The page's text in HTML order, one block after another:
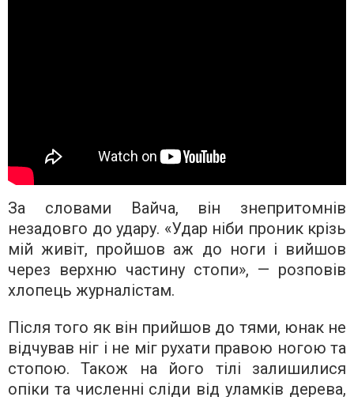
За словами Вайча, він знепритомнів
незадовго до удару. «Удар ніби проник крізь
мій живіт, пройшов аж до ноги і вийшов
через верхню частину стопи», — розповів
хлопець журналістам.
Після того як він прийшов до тями, юнак не
відчував ніг і не міг рухати правою ногою та
стопою. Також на його тілі залишилися
опіки та численні сліди від уламків дерева,